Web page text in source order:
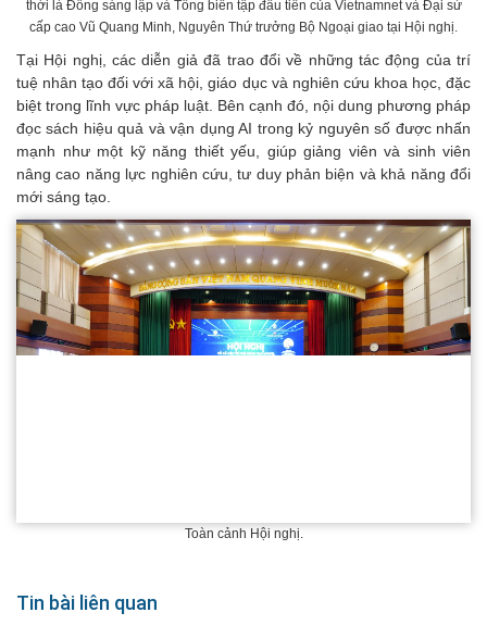
thời là Đồng sáng lập và Tổng biên tập đầu tiên của Vietnamnet và Đại sứ
cấp cao Vũ Quang Minh, Nguyên Thứ trưởng Bộ Ngoại giao tại Hội nghị.
Tại Hội nghị, các diễn giả đã trao đổi về những tác động của trí
tuệ nhân tạo đối với xã hội, giáo dục và nghiên cứu khoa học, đặc
biệt trong lĩnh vực pháp luật. Bên cạnh đó, nội dung phương pháp
đọc sách hiệu quả và vận dụng AI trong kỷ nguyên số được nhấn
mạnh như một kỹ năng thiết yếu, giúp giảng viên và sinh viên
nâng cao năng lực nghiên cứu, tư duy phản biện và khả năng đổi
mới sáng tạo.
Toàn cảnh Hội nghị.
Tin bài liên quan